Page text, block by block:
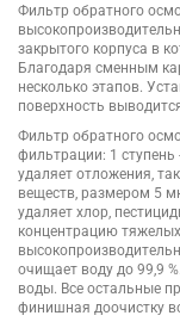
Фильтр обратного
закрытого корпуса в
Благодаря сменным
несколько этапов.
поверхность
Фильтр обратного
фильтрации: 1
удаляет отложения,
веществ, размером 5
удаляет хлор,
концентрацию
очищает воду до 99,9
воды. Все остальные
финишная доочистку